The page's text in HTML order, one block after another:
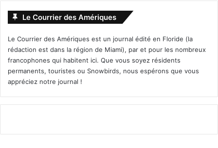
Le Courrier des Amériques
Le Courrier des Amériques est un journal édité en Floride (la
rédaction est dans la région de Miami), par et pour les nombreux
francophones qui habitent ici. Que vous soyez résidents
permanents, touristes ou Snowbirds, nous espérons que vous
appréciez notre journal !